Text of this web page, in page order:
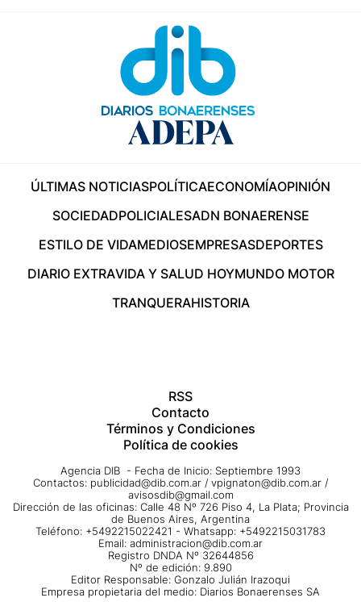
ÚLTIMAS NOTICIASPOLÍTICAECONOMÍAOPINIÓN
SOCIEDADPOLICIALESADN BONAERENSE
ESTILO DE VIDAMEDIOSEMPRESASDEPORTES
DIARIO EXTRAVIDA Y SALUD HOYMUNDO MOTOR
TRANQUERAHISTORIA
RSS
Contacto
Términos y Condiciones
Política de cookies
Agencia DIB - Fecha de Inicio: Septiembre 1993
Contactos: publicidad@dib.com.ar / vpignaton@dib.com.ar /
avisosdib@gmail.com
Dirección de las oficinas: Calle 48 Nº 726 Piso 4, La Plata; Provincia
de Buenos Aires, Argentina
Teléfono: +5492215022421 - Whatsapp: +5492215031783
Email: administracion@dib.com.ar
Registro DNDA Nº 32644856
Nº de edición: 9.890
Editor Responsable: Gonzalo Julián Irazoqui
Empresa propietaria del medio: Diarios Bonaerenses SA